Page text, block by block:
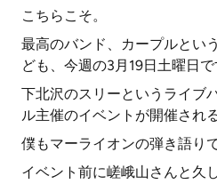
こちらこそ。
最高のバンド、カープルとい
ども、今週の3月19日土曜日で
下北沢のスリーというライブ
ル主催のイベントが開催され
僕もマーライオンの弾き語り
イベント前に嵯峨山さんと久